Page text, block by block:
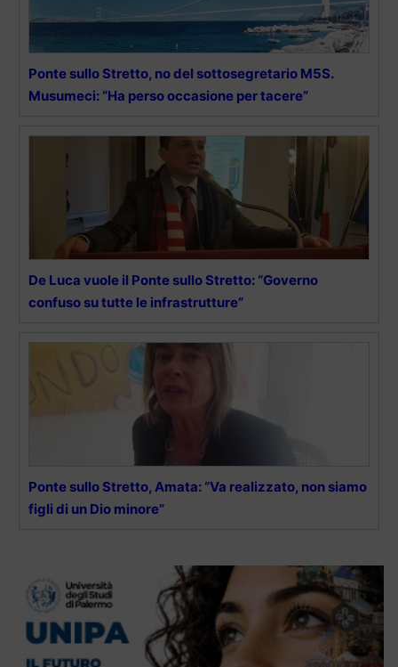
Ponte sullo Stretto, no del sottosegretario M5S.
Musumeci: “Ha perso occasione per tacere”
De Luca vuole il Ponte sullo Stretto: “Governo
confuso su tutte le infrastrutture”
Ponte sullo Stretto, Amata: “Va realizzato, non siamo
figli di un Dio minore”